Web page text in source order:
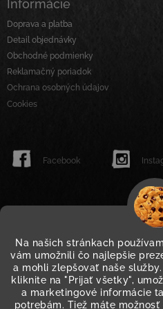
Na našich stránkach
vám umožnili čo najlepšie
a mohli zlepšovať naše
kliknite na "Prijať všetky",
a marketingové informácie
potrebám. Tiež máte
Informácie
Doprava a platba
Detail objednávky
Obchodné podmienky
Reklamačný poriadok
Ochrana osobných údajov
Cookies
Facebook